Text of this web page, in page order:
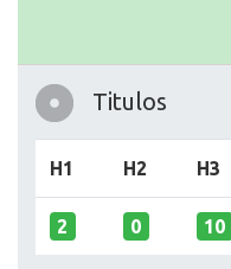
Titulos
H1 H2 H3
2 0 10